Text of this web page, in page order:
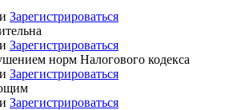
Зарегистрироваться
Зарегистрироваться
норм Налогового кодекса
Зарегистрироваться
Зарегистрироваться